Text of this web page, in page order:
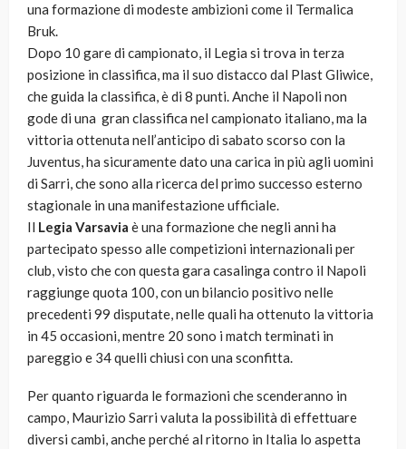
una formazione di modeste ambizioni come il Termalica
Bruk.
Dopo 10 gare di campionato, il Legia si trova in terza
posizione in classifica, ma il suo distacco dal Plast Gliwice,
che guida la classifica, è di 8 punti. Anche il Napoli non
gode di una gran classifica nel campionato italiano, ma la
vittoria ottenuta nell’anticipo di sabato scorso con la
Juventus, ha sicuramente dato una carica in più agli uomini
di Sarri, che sono alla ricerca del primo successo esterno
stagionale in una manifestazione ufficiale.
Il Legia Varsavia è una formazione che negli anni ha
partecipato spesso alle competizioni internazionali per
club, visto che con questa gara casalinga contro il Napoli
raggiunge quota 100, con un bilancio positivo nelle
precedenti 99 disputate, nelle quali ha ottenuto la vittoria
in 45 occasioni, mentre 20 sono i match terminati in
pareggio e 34 quelli chiusi con una sconfitta.
Per quanto riguarda le formazioni che scenderanno in
campo, Maurizio Sarri valuta la possibilità di effettuare
diversi cambi, anche perché al ritorno in Italia lo aspetta